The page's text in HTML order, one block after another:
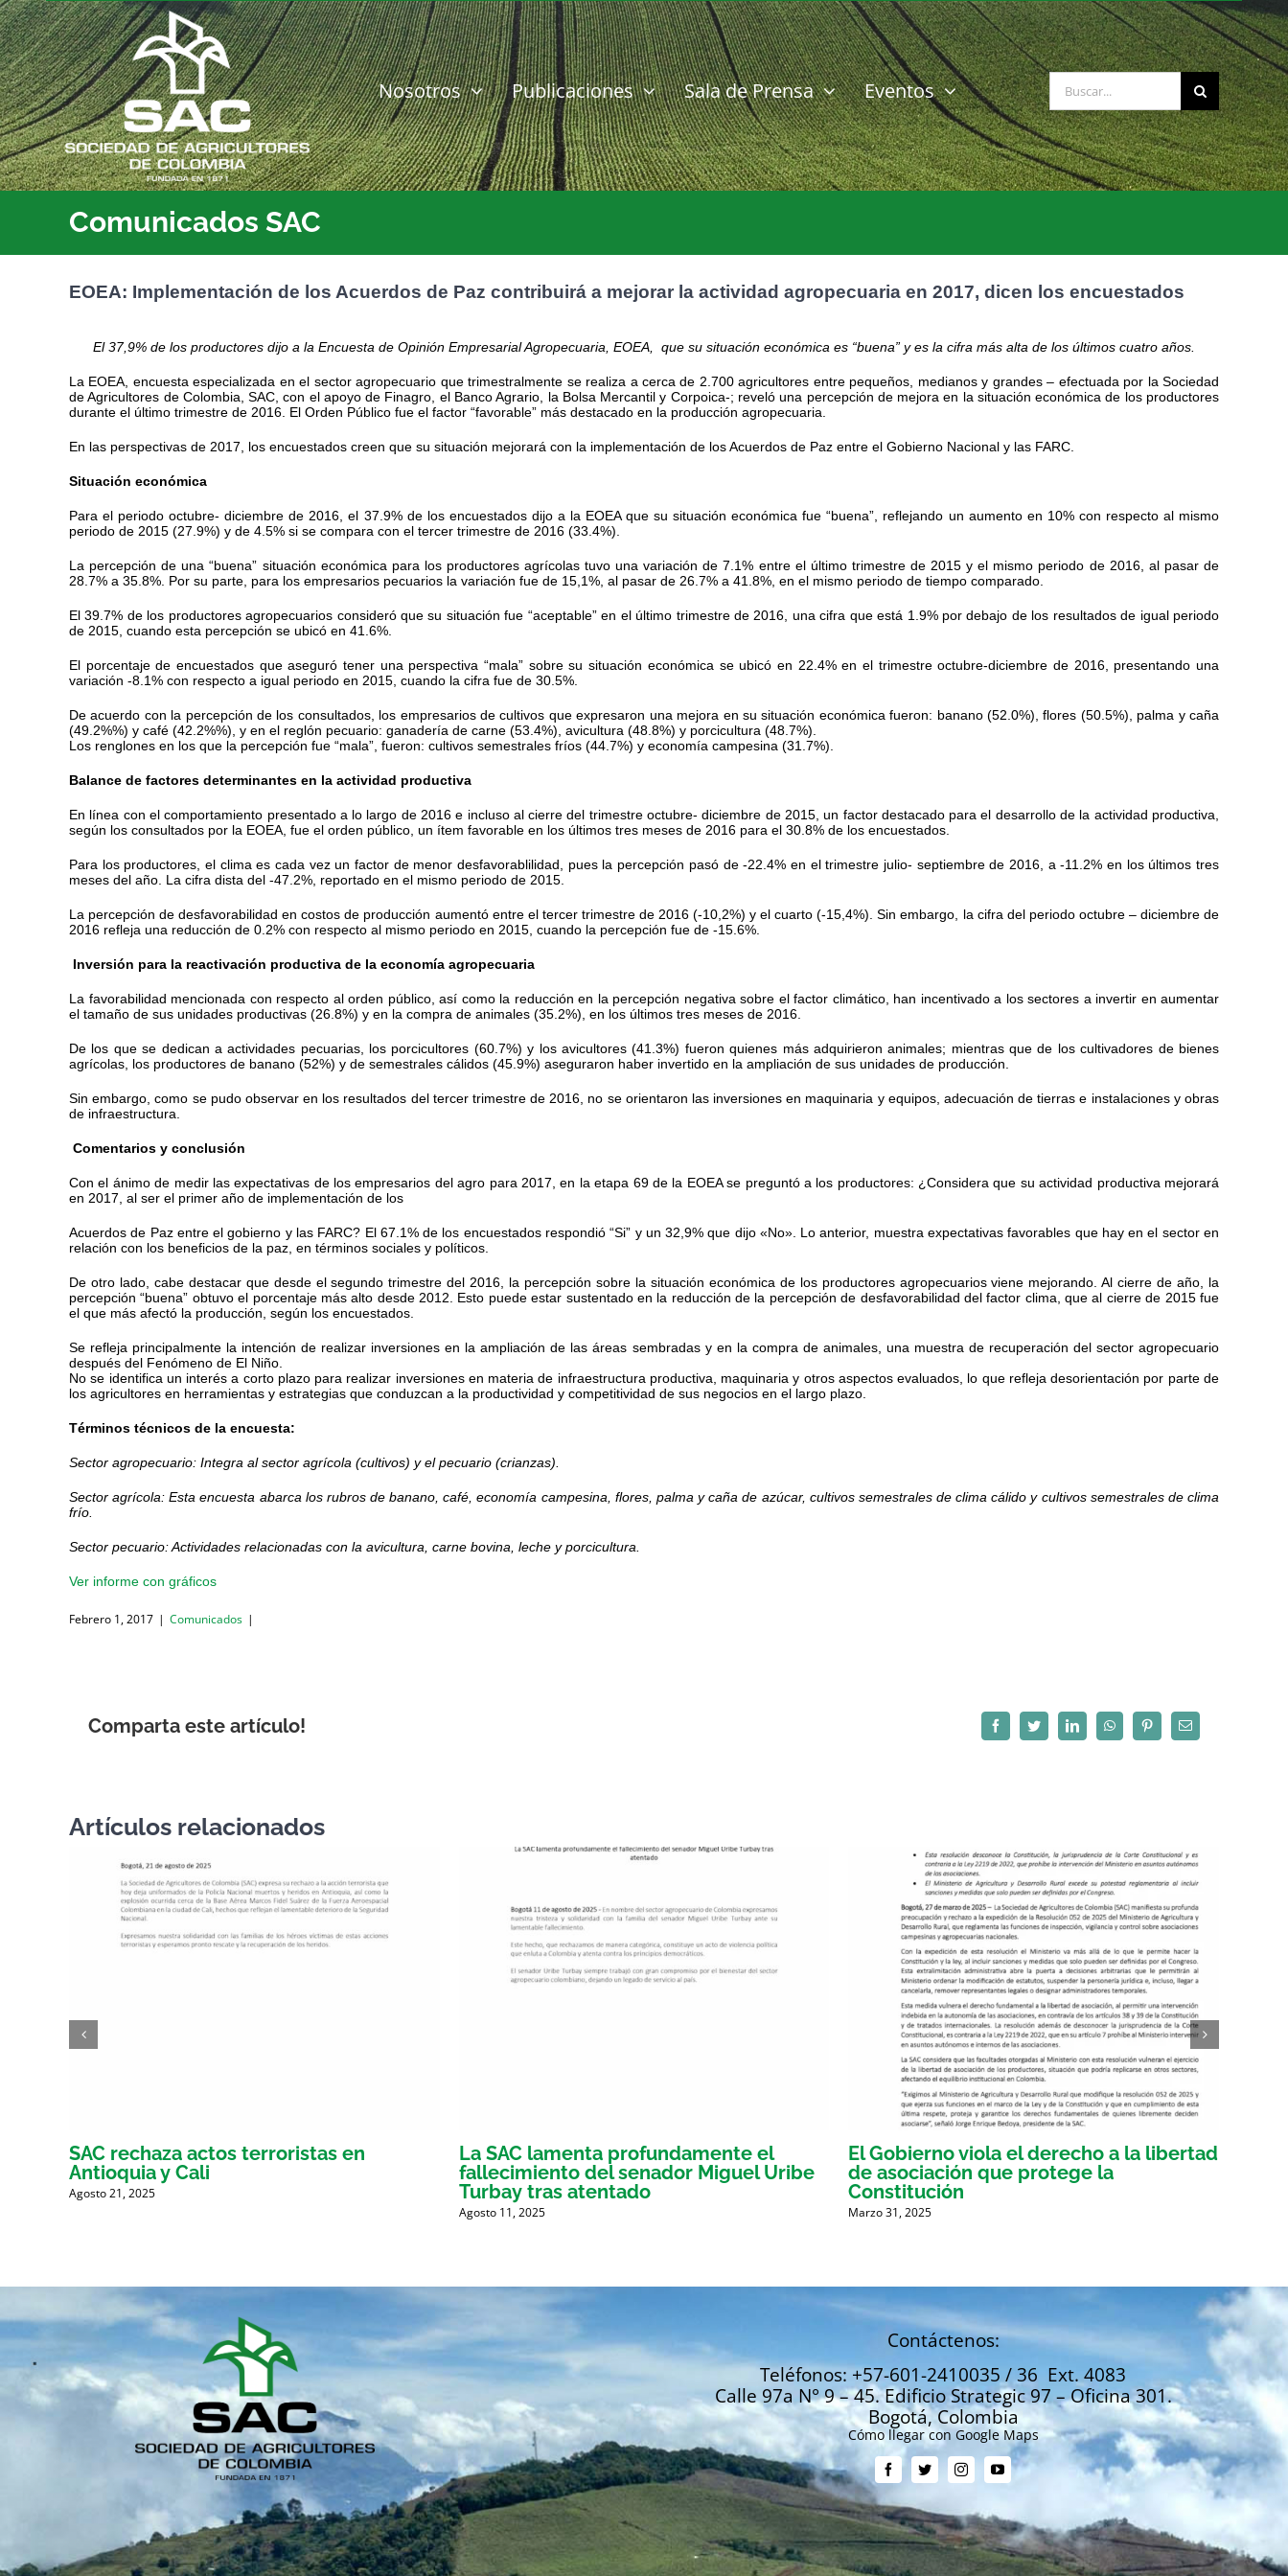
Saltar
al
contenido
Nosotros Publicaciones Sala de Prensa Eventos Buscar:
Comunicados SAC
EOEA: Implementación de los Acuerdos de Paz contribuirá a mejorar la actividad agropecuaria en 2017, dicen los encuestados
El 37,9% de los productores dijo a la Encuesta de Opinión Empresarial Agropecuaria, EOEA, que su situación económica es “buena” y es la cifra más alta de los últimos cuatro años.
La EOEA, encuesta especializada en el sector agropecuario que trimestralmente se realiza a cerca de 2.700 agricultores entre pequeños, medianos y grandes – efectuada por la Sociedad
de Agricultores de Colombia, SAC, con el apoyo de Finagro, el Banco Agrario, la Bolsa Mercantil y Corpoica-; reveló una percepción de mejora en la situación económica de los productores
durante el último trimestre de 2016. El Orden Público fue el factor “favorable” más destacado en la producción agropecuaria.
En las perspectivas de 2017, los encuestados creen que su situación mejorará con la implementación de los Acuerdos de Paz entre el Gobierno Nacional y las FARC.
Situación económica
Para el periodo octubre- diciembre de 2016, el 37.9% de los encuestados dijo a la EOEA que su situación económica fue “buena”, reflejando un aumento en 10% con respecto al mismo
periodo de 2015 (27.9%) y de 4.5% si se compara con el tercer trimestre de 2016 (33.4%).
La percepción de una “buena” situación económica para los productores agrícolas tuvo una variación de 7.1% entre el último trimestre de 2015 y el mismo periodo de 2016, al pasar de
28.7% a 35.8%. Por su parte, para los empresarios pecuarios la variación fue de 15,1%, al pasar de 26.7% a 41.8%, en el mismo periodo de tiempo comparado.
El 39.7% de los productores agropecuarios consideró que su situación fue “aceptable” en el último trimestre de 2016, una cifra que está 1.9% por debajo de los resultados de igual periodo
de 2015, cuando esta percepción se ubicó en 41.6%.
El porcentaje de encuestados que aseguró tener una perspectiva “mala” sobre su situación económica se ubicó en 22.4% en el trimestre octubre-diciembre de 2016, presentando una
variación -8.1% con respecto a igual periodo en 2015, cuando la cifra fue de 30.5%.
De acuerdo con la percepción de los consultados, los empresarios de cultivos que expresaron una mejora en su situación económica fueron: banano (52.0%), flores (50.5%), palma y caña
(49.2%%) y café (42.2%%), y en el reglón pecuario: ganadería de carne (53.4%), avicultura (48.8%) y porcicultura (48.7%).
Los renglones en los que la percepción fue “mala”, fueron: cultivos semestrales fríos (44.7%) y economía campesina (31.7%).
Balance de factores determinantes en la actividad productiva
En línea con el comportamiento presentado a lo largo de 2016 e incluso al cierre del trimestre octubre- diciembre de 2015, un factor destacado para el desarrollo de la actividad productiva,
según los consultados por la EOEA, fue el orden público, un ítem favorable en los últimos tres meses de 2016 para el 30.8% de los encuestados.
Para los productores, el clima es cada vez un factor de menor desfavorablilidad, pues la percepción pasó de -22.4% en el trimestre julio- septiembre de 2016, a -11.2% en los últimos tres
meses del año. La cifra dista del -47.2%, reportado en el mismo periodo de 2015.
La percepción de desfavorabilidad en costos de producción aumentó entre el tercer trimestre de 2016 (-10,2%) y el cuarto (-15,4%). Sin embargo, la cifra del periodo octubre – diciembre de
2016 refleja una reducción de 0.2% con respecto al mismo periodo en 2015, cuando la percepción fue de -15.6%.
Inversión para la reactivación productiva de la economía agropecuaria
La favorabilidad mencionada con respecto al orden público, así como la reducción en la percepción negativa sobre el factor climático, han incentivado a los sectores a invertir en aumentar
el tamaño de sus unidades productivas (26.8%) y en la compra de animales (35.2%), en los últimos tres meses de 2016.
De los que se dedican a actividades pecuarias, los porcicultores (60.7%) y los avicultores (41.3%) fueron quienes más adquirieron animales; mientras que de los cultivadores de bienes
agrícolas, los productores de banano (52%) y de semestrales cálidos (45.9%) aseguraron haber invertido en la ampliación de sus unidades de producción.
Sin embargo, como se pudo observar en los resultados del tercer trimestre de 2016, no se orientaron las inversiones en maquinaria y equipos, adecuación de tierras e instalaciones y obras
de infraestructura.
Comentarios y conclusión
Con el ánimo de medir las expectativas de los empresarios del agro para 2017, en la etapa 69 de la EOEA se preguntó a los productores: ¿Considera que su actividad productiva mejorará
en 2017, al ser el primer año de implementación de los
Acuerdos de Paz entre el gobierno y las FARC? El 67.1% de los encuestados respondió “Si” y un 32,9% que dijo «No». Lo anterior, muestra expectativas favorables que hay en el sector en
relación con los beneficios de la paz, en términos sociales y políticos.
De otro lado, cabe destacar que desde el segundo trimestre del 2016, la percepción sobre la situación económica de los productores agropecuarios viene mejorando. Al cierre de año, la
percepción “buena” obtuvo el porcentaje más alto desde 2012. Esto puede estar sustentado en la reducción de la percepción de desfavorabilidad del factor clima, que al cierre de 2015 fue
el que más afectó la producción, según los encuestados.
Se refleja principalmente la intención de realizar inversiones en la ampliación de las áreas sembradas y en la compra de animales, una muestra de recuperación del sector agropecuario
después del Fenómeno de El Niño.
No se identifica un interés a corto plazo para realizar inversiones en materia de infraestructura productiva, maquinaria y otros aspectos evaluados, lo que refleja desorientación por parte de
los agricultores en herramientas y estrategias que conduzcan a la productividad y competitividad de sus negocios en el largo plazo.
Términos técnicos de la encuesta:
Sector agropecuario: Integra al sector agrícola (cultivos) y el pecuario (crianzas).
Sector agrícola: Esta encuesta abarca los rubros de banano, café, economía campesina, flores, palma y caña de azúcar, cultivos semestrales de clima cálido y cultivos semestrales de clima
frío.
Sector pecuario: Actividades relacionadas con la avicultura, carne bovina, leche y porcicultura.
Ver informe con gráficos
Febrero 1, 2017 | Comunicados |
Comparta este artículo! FacebookTwitterLinkedInWhatsAppPinterestCorreo
electrónico
Artículos relacionados
SAC rechaza actos terroristas en
Antioquia y Cali
Agosto 21, 2025
La SAC lamenta profundamente el
fallecimiento del senador Miguel Uribe
Turbay tras atentado
Agosto 11, 2025
El Gobierno viola el derecho a la libertad
de asociación que protege la
Constitución
Marzo 31, 2025
Contáctenos:
Teléfonos: +57-601-2410035 / 36 Ext. 4083
Calle 97a N° 9 – 45. Edificio Strategic 97 – Oficina 301.
Bogotá, Colombia
Cómo llegar con Google Maps